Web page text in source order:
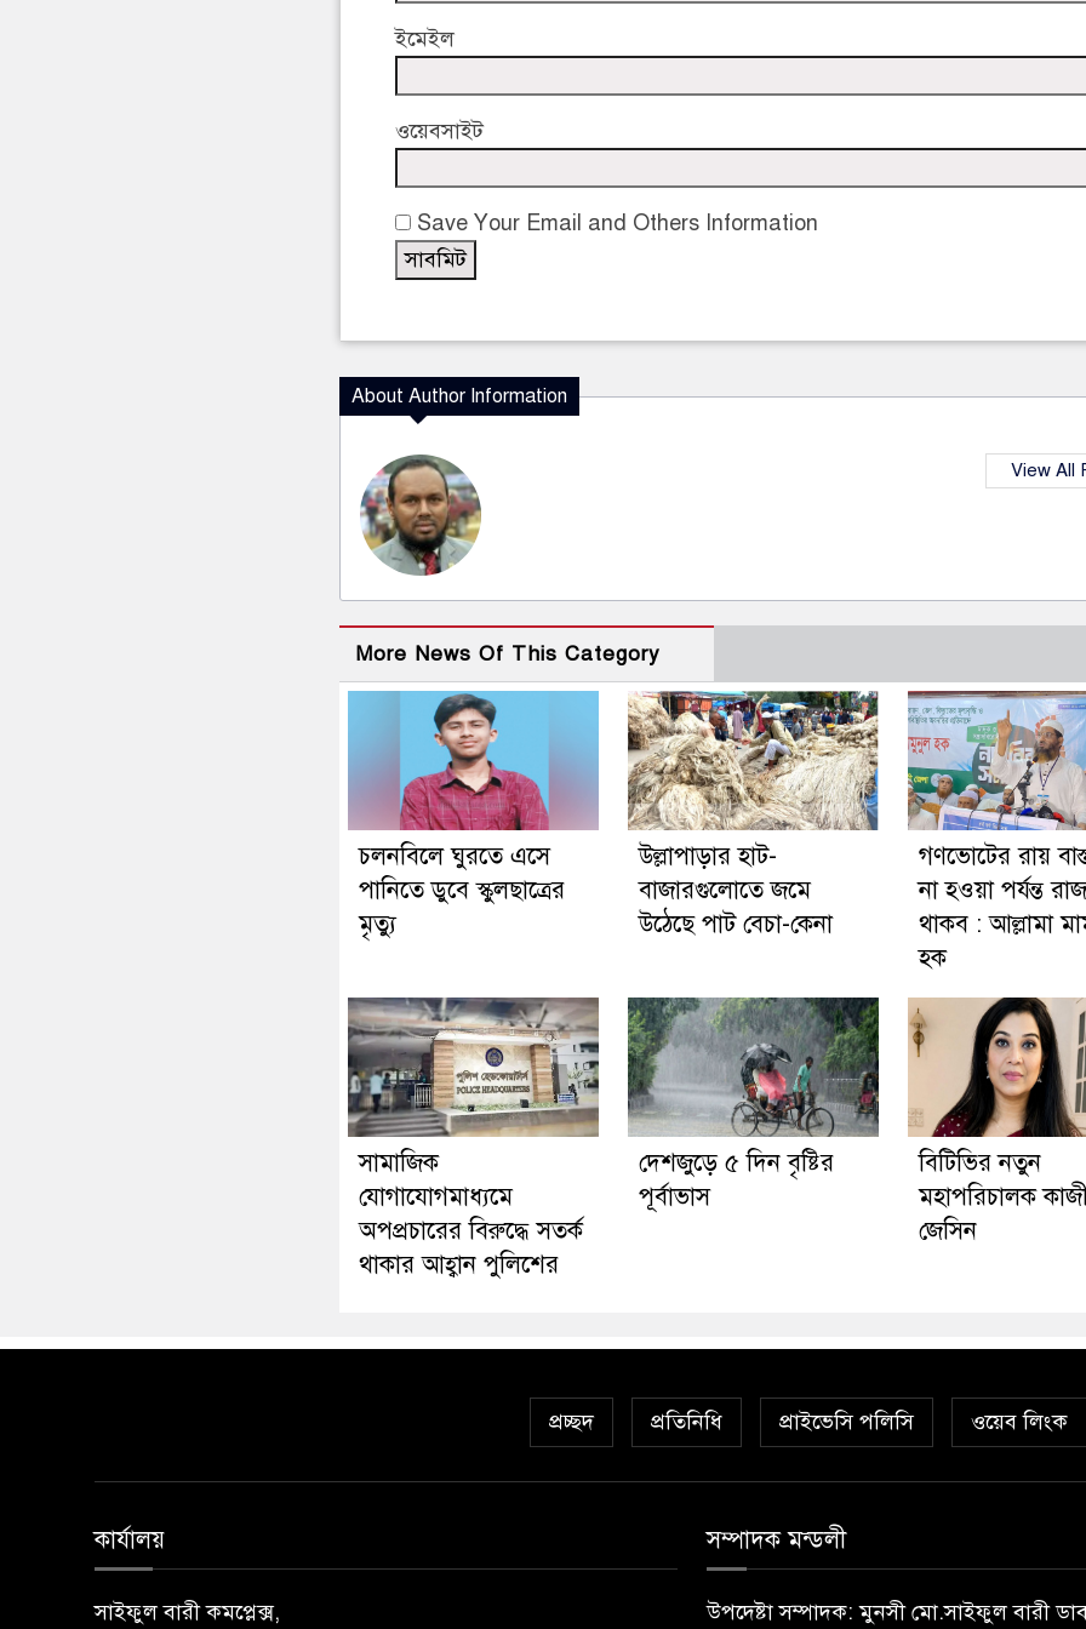
ইমেইল
ওয়েবসাইট
Save Your Email and Others Information
About Author Information
View All
More News Of This Category
চলনবিলে ঘুরতে এসে
পানিতে ডুবে স্কুলছাত্রের
মৃত্যু
উল্লাপাড়ার হাট-
বাজারগুলোতে জমে
উঠেছে পাট বেচা-কেনা
গণভোটের রায়
না হওয়া পর্যন্ত
থাকব : আল্লামা
হক
সামাজিক
যোগাযোগমাধ্যমে
অপপ্রচারের বিরুদ্ধে সতর্ক
থাকার আহ্বান পুলিশের
দেশজুড়ে ৫ দিন বৃষ্টির
পূর্বাভাস
বিটিভির নতুন
মহাপরিচালক
জেসিন
প্রচ্ছদ প্রতিনিধি প্রাইভেসি পলিসি ওয়েব লিংক
কার্যালয়
সাইফুল বারী কমপ্লেক্স,
সম্পাদক মন্ডলী
উপদেষ্টা সম্পাদক: মুনসী মো.সাইফুল বারী